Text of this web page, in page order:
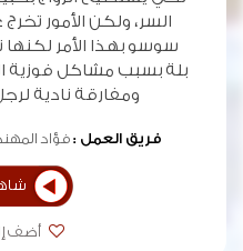
السر، ولكن الأمور
سوسو بهذا الأمر لكنها
بلة بسبب مشاكل فوزية
ومفارقة نادية
فريق العمل :فؤاد
أضف